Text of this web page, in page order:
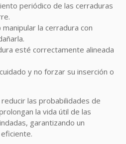
periódico de las cerraduras
la cerradura con
esté correctamente alineada
y no forzar su inserción o
las probabilidades de
la vida útil de las
garantizando un